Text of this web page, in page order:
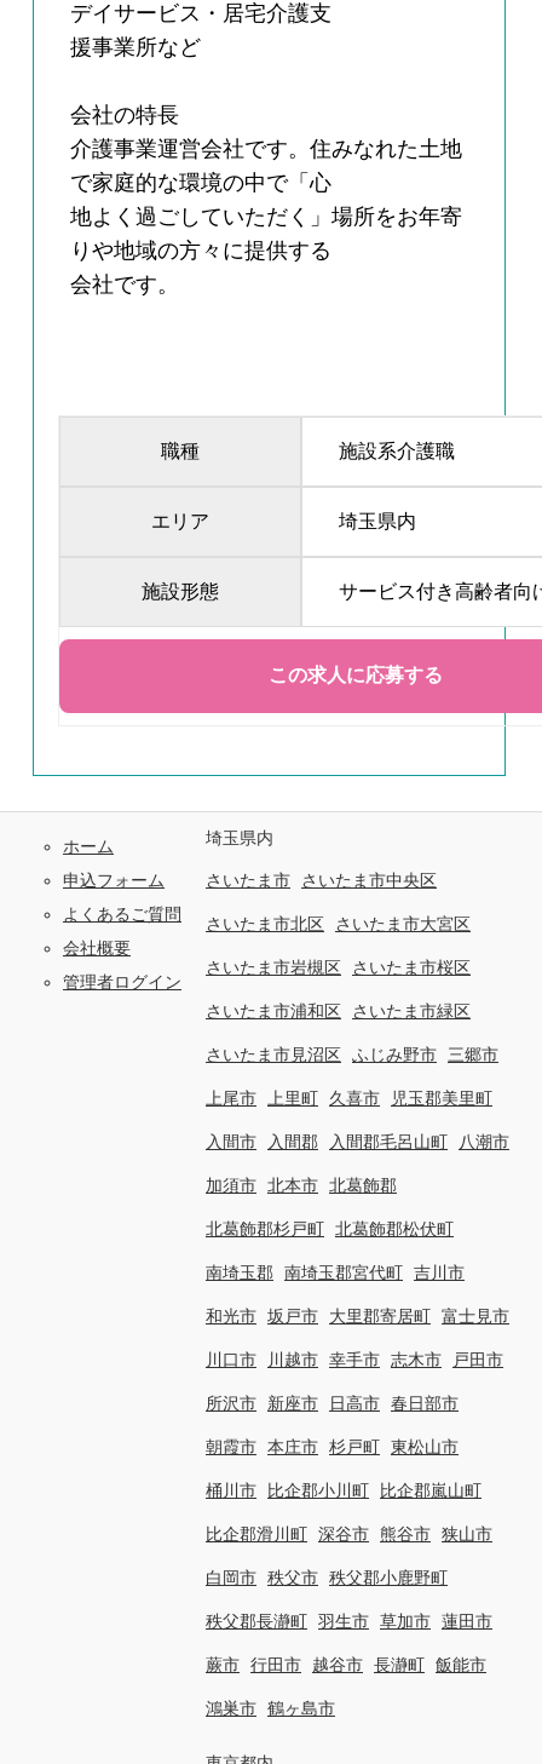
デイサービス・居宅介護支
援事業所など
会社の特長
介護事業運営会社です。住みなれた土地
で家庭的な環境の中で「心
地よく過ごしていただく」場所をお年寄
りや地域の方々に提供する
会社です。
職種 施設系介護職
エリア 埼玉県内
施設形態 サービス付き高齢者向
ホーム
申込フォーム
よくあるご質問
会社概要
管理者ログイン
埼玉県内
さいたま市 さいたま市中央区
さいたま市北区 さいたま市大宮区
さいたま市岩槻区 さいたま市桜区
さいたま市浦和区 さいたま市緑区
さいたま市見沼区 ふじみ野市 三郷市
上尾市 上里町 久喜市 児玉郡美里町
入間市 入間郡 入間郡毛呂山町 八潮市
加須市 北本市 北葛飾郡
北葛飾郡杉戸町 北葛飾郡松伏町
南埼玉郡 南埼玉郡宮代町 吉川市
和光市 坂戸市 大里郡寄居町 富士見市
川口市 川越市 幸手市 志木市 戸田市
所沢市 新座市 日高市 春日部市
朝霞市 本庄市 杉戸町 東松山市
桶川市 比企郡小川町 比企郡嵐山町
比企郡滑川町 深谷市 熊谷市 狭山市
白岡市 秩父市 秩父郡小鹿野町
秩父郡長瀞町 羽生市 草加市 蓮田市
蕨市 行田市 越谷市 長瀞町 飯能市
鴻巣市 鶴ヶ島市